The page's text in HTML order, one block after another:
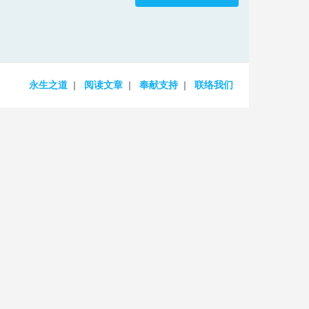
永生之道 阅读文章 奉献支持 联络我们